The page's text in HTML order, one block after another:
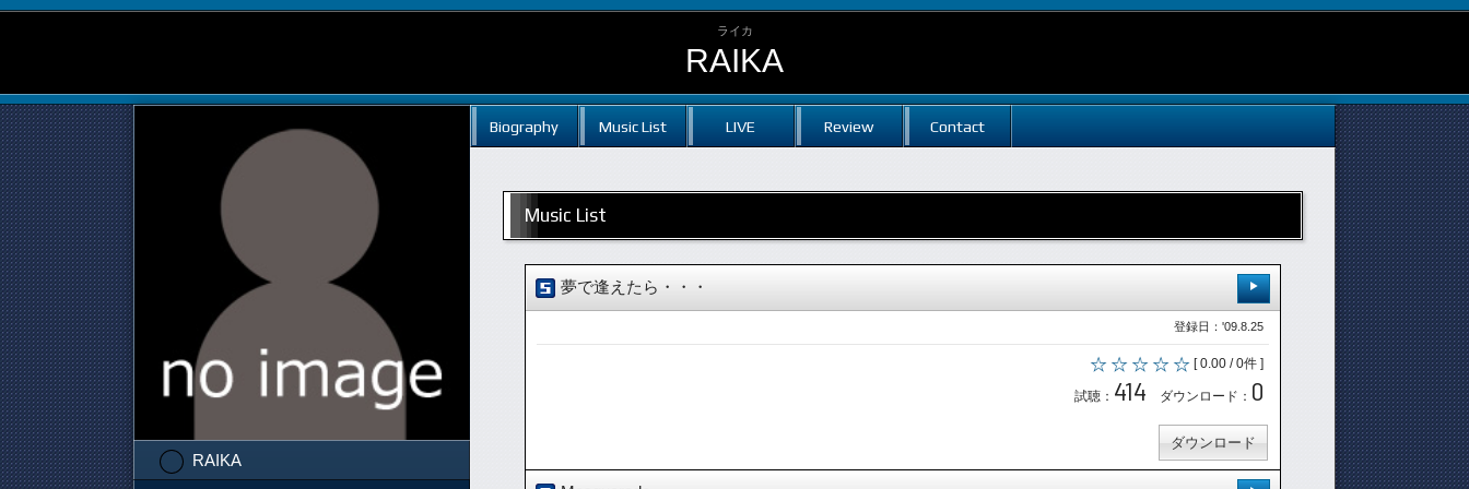
ライカ
RAIKA
RAIKA
Biography Music List LIVE Review Contact
Music List
夢で逢えたら・・・
登録日：'09.8.25
[ 0.00 / 0件 ]
試聴： 414 ダウンロード： 0
ダウンロード